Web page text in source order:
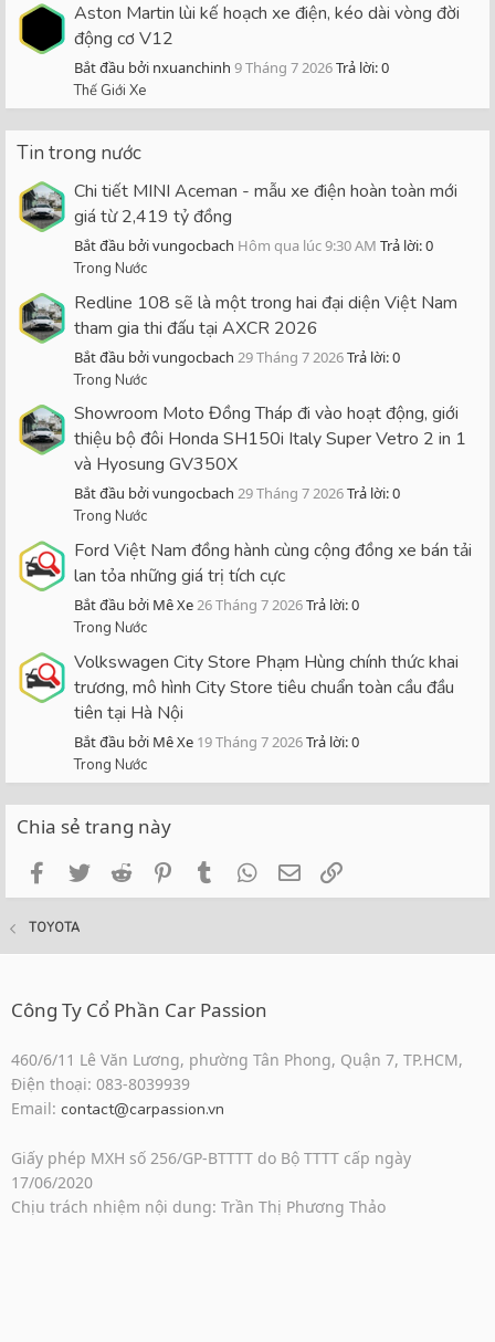
Aston Martin lùi kế hoạch xe điện, kéo dài vòng đời
động cơ V12
Bắt đầu bởi nxuanchinh 9 Tháng 7 2026Trả lời: 0
Thế Giới Xe
Tin trong nước
Chi tiết MINI Aceman - mẫu xe điện hoàn toàn mới
giá từ 2,419 tỷ đồng
Bắt đầu bởi vungocbach Hôm qua lúc 9:30 AM Trả lời: 0
Trong Nước
Redline 108 sẽ là một trong hai đại diện Việt Nam
tham gia thi đấu tại AXCR 2026
Bắt đầu bởi vungocbach 29 Tháng 7 2026Trả lời: 0
Trong Nước
Showroom Moto Đồng Tháp đi vào hoạt động, giới
thiệu bộ đôi Honda SH150i Italy Super Vetro 2 in 1
và Hyosung GV350X
Bắt đầu bởi vungocbach 29 Tháng 7 2026Trả lời: 0
Trong Nước
Ford Việt Nam đồng hành cùng cộng đồng xe bán tải
lan tỏa những giá trị tích cực
Bắt đầu bởi Mê Xe26 Tháng 7 2026Trả lời: 0
Trong Nước
Volkswagen City Store Phạm Hùng chính thức khai
trương, mô hình City Store tiêu chuẩn toàn cầu đầu
tiên tại Hà Nội
Bắt đầu bởi Mê Xe 19 Tháng 7 2026Trả lời: 0
Trong Nước
Chia sẻ trang này
FacebookTwitterReddit PinterestTumblrWhatsApp
Email
TOYOTA
Công Ty Cổ Phần Car Passion
460/6/11 Lê Văn Lương, phường Tân Phong, Quận 7, TP.HCM,
Điện thoại: 083-8039939
Email: contact@carpassion.vn
Giấy phép MXH số 256/GP-BTTTT do Bộ TTTT cấp ngày
17/06/2020
Chịu trách nhiệm nội dung: Trần Thị Phương Thảo